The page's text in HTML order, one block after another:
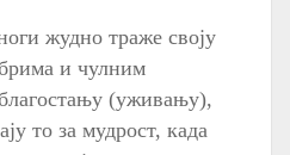
жудно траже своју
и чулним
(уживању),
то за мудрост, када